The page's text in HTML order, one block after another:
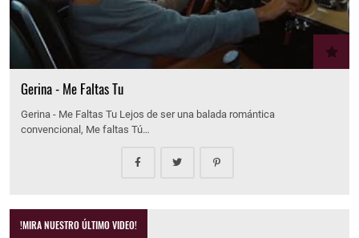
Gerina - Me Faltas Tu
Gerina - Me Faltas Tu Lejos de ser una balada romántica
convencional, Me faltas Tú…
!MIRA NUESTRO ÚLTIMO VIDEO!